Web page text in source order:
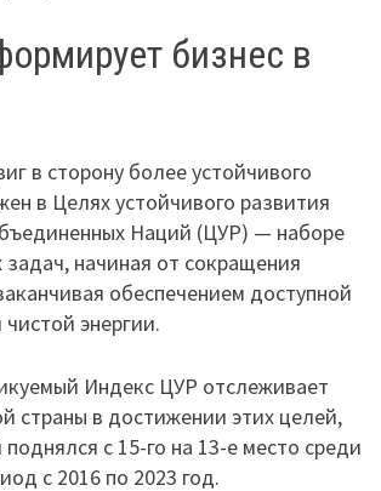
бизнес в
в сторону более устойчивого
в Целях устойчивого развития
Наций (ЦУР) — наборе
начиная от сокращения
обеспечением доступной
энергии.
Индекс ЦУР отслеживает
страны в достижении этих целей,
с 15-го на 13-е место среди
с 2016 по 2023 год.